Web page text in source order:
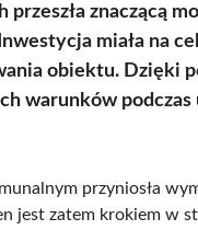
przeszła znaczącą
miała na
obiektu. Dzięki
warunków
przyniosła
jest zatem krokiem w